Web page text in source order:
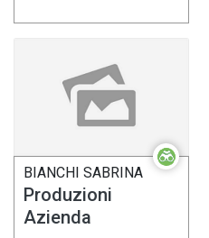
BIANCHI SABRINA
Produzioni
Azienda